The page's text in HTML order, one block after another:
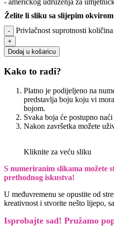
- američkog udruženja za
Želite li sliku sa slijepim
Privlačnost suprotnosti količina
Dodaj u košaricu
Kako to radi?
Platno je podijeljeno na
predstavlja boju koju vi
bojom.
Svaka boja će postupno
Nakon završetka možete
Kliknite za veću sliku
S numeriranim slikama možete
prethodnog iskustva!
U međuvremenu se opustite od
kreativnost i stvorite nešto lijepo,
Isprobajte sad! Pružamo